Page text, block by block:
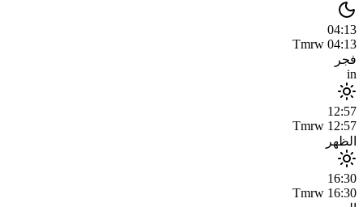
04:13
Tmrw 04:13
فجر
in
12:57
Tmrw 12:57
الظهر
16:30
Tmrw 16:30